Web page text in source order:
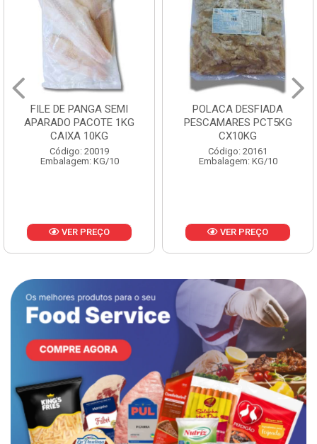
FILE DE PANGA SEMI
APARADO PACOTE 1KG
CAIXA 10KG
Código: 20019
Embalagem: KG/10
VER PREÇO
POLACA DESFIADA
PESCAMARES PCT5KG
CX10KG
Código: 20161
Embalagem: KG/10
VER PREÇO